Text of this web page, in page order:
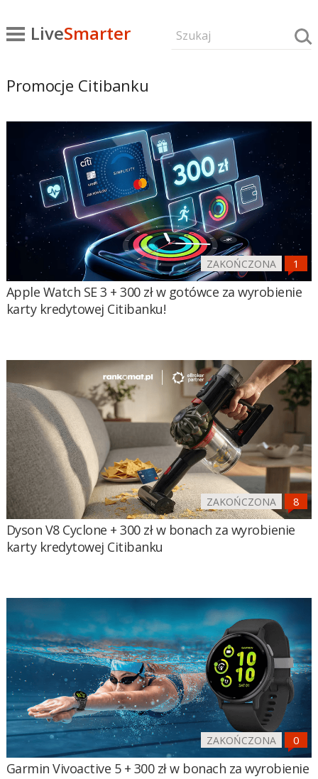
LiveSmarter
Promocje Citibanku
ZAKOŃCZONA
Apple Watch SE 3 + 300 zł w gotówce za wyrobienie
karty kredytowej Citibanku!
ZAKOŃCZONA
Dyson V8 Cyclone + 300 zł w bonach za wyrobienie
karty kredytowej Citibanku
ZAKOŃCZONA
Garmin Vivoactive 5 + 300 zł w bonach za wyrobienie